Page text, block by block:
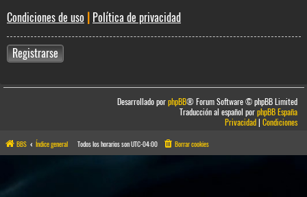
Condiciones de uso
Política de privacidad
Registrarse
Desarrollado porphpBB® Forum Software © phpBB Limited
Traducción al español porphpBB España
Privacidad|Condiciones
BBS Índice general Todos los horarios sonUTC-04:00 Borrar cookies